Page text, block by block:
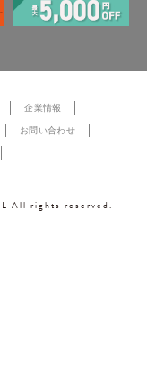
企業情報
お問い合わせ
All rights reserved.